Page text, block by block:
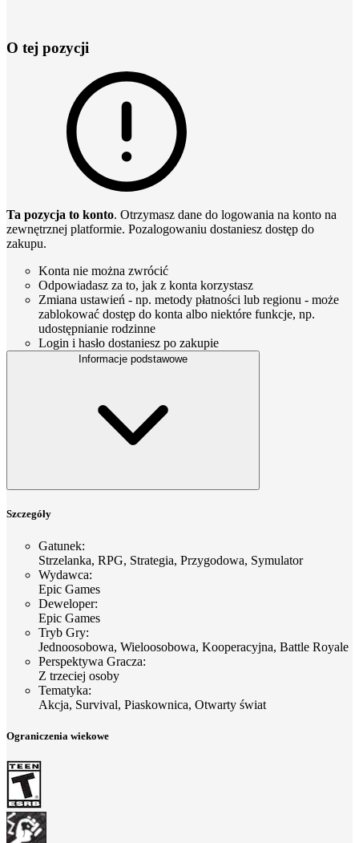
O tej pozycji
Ta pozycja to konto. Otrzymasz dane do logowania na konto na
zewnętrznej platformie. Pozalogowaniu dostaniesz dostęp do
zakupu.
Konta nie można zwrócić
Odpowiadasz za to, jak z konta korzystasz
Zmiana ustawień - np. metody płatności lub regionu - może
zablokować dostęp do konta albo niektóre funkcje, np.
udostępnianie rodzinne
Login i hasło dostaniesz po zakupie
Informacje podstawowe
Szczegóły
Gatunek:
Strzelanka, RPG, Strategia, Przygodowa, Symulator
Wydawca:
Epic Games
Deweloper:
Epic Games
Tryb Gry:
Jednoosobowa, Wieloosobowa, Kooperacyjna, Battle Royale
Perspektywa Gracza:
Z trzeciej osoby
Tematyka:
Akcja, Survival, Piaskownica, Otwarty świat
Ograniczenia wiekowe